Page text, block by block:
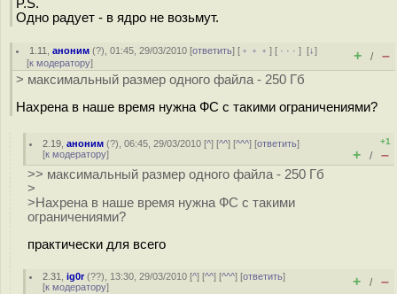
P.S.
Одно радует - в ядро не возьмут.
1.11 ,аноним (?), 01:45, 29/03/2010 [ответить] [ ﹢﹢﹢] [ · · ·][↓]
[к модератору] + / –
> максимальный размер одного файла - 250 Гб
Нахрена в наше время нужна ФС с такими ограничениями?
2.19 ,аноним (?), 06:45, 29/03/2010 [^] [^^] [^^^] [ответить]
[к модератору]
+1
+ / –
>> максимальный размер одного файла - 250 Гб
>
>Нахрена в наше время нужна ФС с такими
ограничениями?
практически для всего
2.31 ,ig0r(??), 13:30, 29/03/2010 [^] [^^] [^^^] [ответить]
[к модератору] + / –